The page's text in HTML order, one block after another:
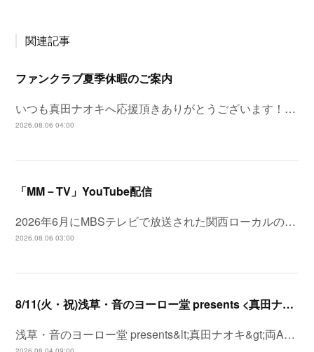
関連記事
ファンクラブ夏季休暇のご案内
いつも真田ナオキへ応援頂きありがとうございます！…
2026.08.06 04:00
「MM－TV」YouTube配信
2026年6月にMBSテレビで放送された関西ローカルの…
2026.08.06 03:00
8/11(火・祝)浅草・音のヨーロー堂 presents <真田ナオキ>両A面シングル「プルメリア ラプソディ / 陽が沈む前に…」発売記念 スペシャルイベント開催決定！
浅草・音のヨーロー堂 presents&lt;真田ナオキ&gt;両A…